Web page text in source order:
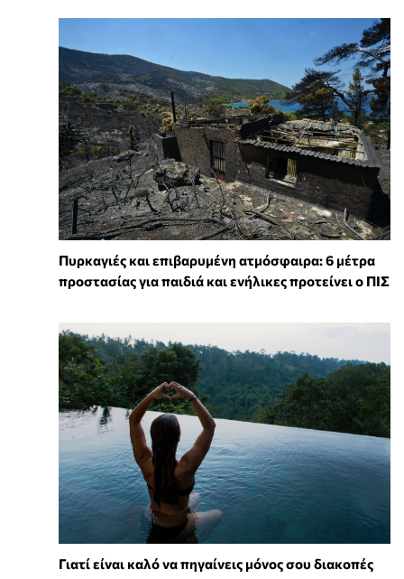
Πυρκαγιές και επιβαρυμένη ατμόσφαιρα: 6 μέτρα
προστασίας για παιδιά και ενήλικες προτείνει ο ΠΙΣ
Γιατί είναι καλό να πηγαίνεις μόνος σου διακοπές